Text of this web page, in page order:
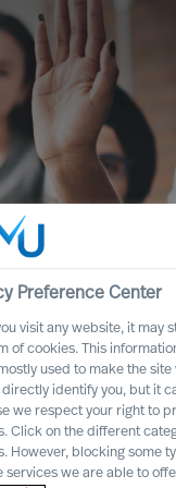
Wir
Preference Center
visit any website, it may
of cookies. This
used to make the
directly identify you, but it
we respect your right to
Click on the different
However, blocking some
services we are able to